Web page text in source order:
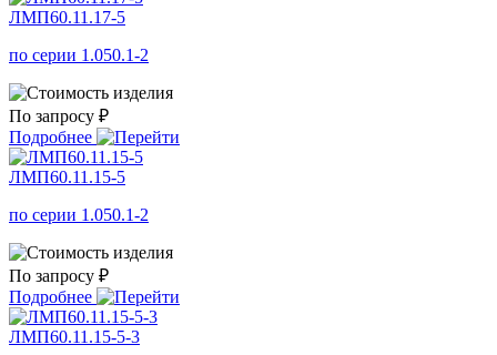
ЛМП60.11.17-5
по серии 1.050.1-2
По запросу ₽
Подробнее
ЛМП60.11.15-5
по серии 1.050.1-2
По запросу ₽
Подробнее
ЛМП60.11.15-5-3